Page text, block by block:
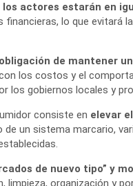
los actores estarán en
lo que evitará
obligación de mantener
los costos y el
los gobiernos locales y
consiste en elevar
un sistema marcario,
de nuevo tipo” y